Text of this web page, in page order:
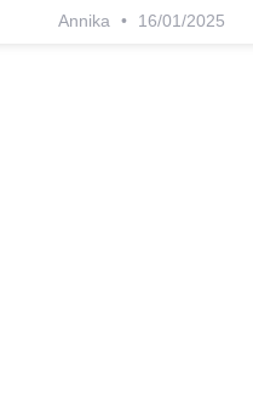
Annika 16/01/2025